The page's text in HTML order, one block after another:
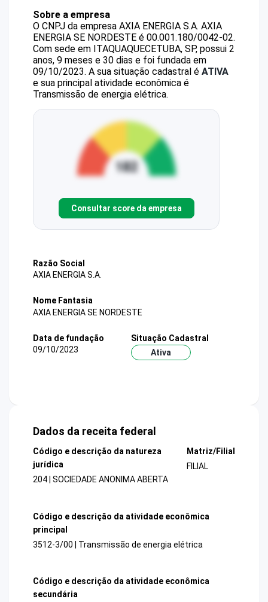
Sobre a empresa
O CNPJ da empresa AXIA ENERGIA S.A. AXIA
ENERGIA SE NORDESTE é 00.001.180/0042-02.
Com sede em ITAQUAQUECETUBA, SP, possui 2
anos, 9 meses e 30 dias e foi fundada em
09/10/2023. A sua situação cadastral é ATIVA
e sua principal atividade econômica é
Transmissão de energia elétrica.
Consultar score da empresa
Razão Social
AXIA ENERGIA S.A.
Nome Fantasia
AXIA ENERGIA SE NORDESTE
Data de fundação
09/10/2023
Situação Cadastral
Ativa
Dados da receita federal
Código e descrição da natureza
jurídica
204 | SOCIEDADE ANONIMA ABERTA
Matriz/Filial
FILIAL
Código e descrição da atividade econômica
principal
3512-3/00 | Transmissão de energia elétrica
Código e descrição da atividade econômica
secundária